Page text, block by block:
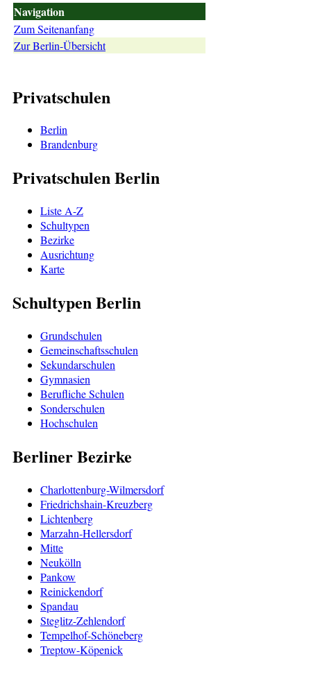
Navigation
Zum Seitenanfang
Zur Berlin-Übersicht
Privatschulen
Berlin
Brandenburg
Privatschulen Berlin
Liste A-Z
Schultypen
Bezirke
Ausrichtung
Karte
Schultypen Berlin
Grundschulen
Gemeinschaftsschulen
Sekundarschulen
Gymnasien
Berufliche Schulen
Sonderschulen
Hochschulen
Berliner Bezirke
Charlottenburg-Wilmersdorf
Friedrichshain-Kreuzberg
Lichtenberg
Marzahn-Hellersdorf
Mitte
Neukölln
Pankow
Reinickendorf
Spandau
Steglitz-Zehlendorf
Tempelhof-Schöneberg
Treptow-Köpenick